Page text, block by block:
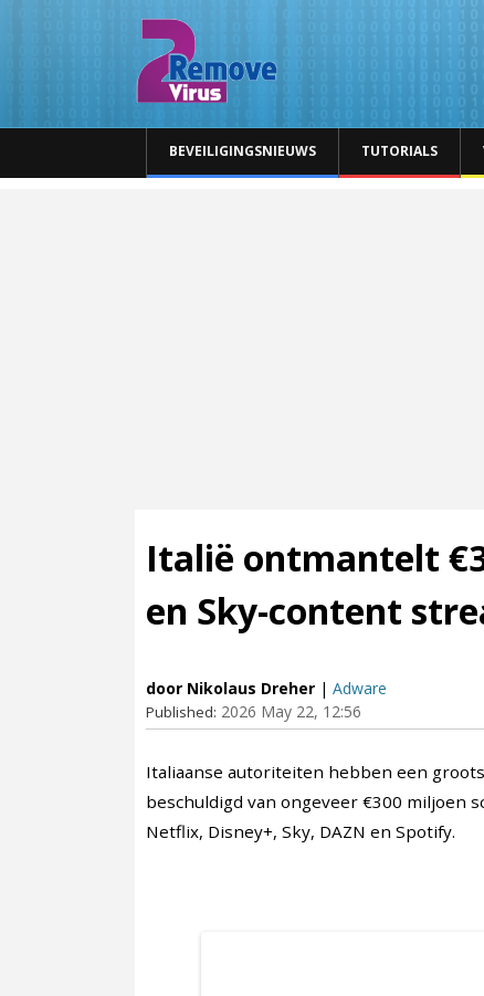
BEVEILIGINGSNIEUWS TUTORIALS
Italië ontmantelt
en Sky-content
door Nikolaus Dreher | Adware
Published: 2026 May 22, 12:56
Italiaanse autoriteiten hebben een
beschuldigd van ongeveer €300 miljoen
Netflix, Disney+, Sky, DAZN en Spotify.